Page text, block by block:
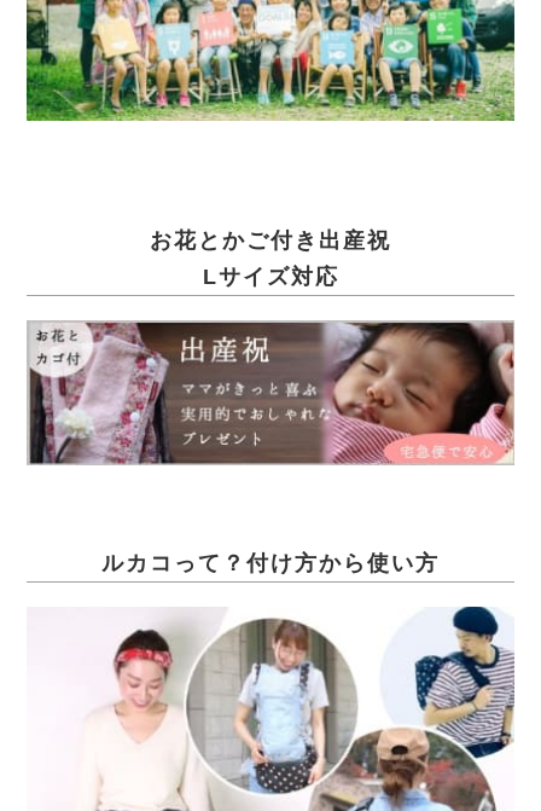
お花とかご付き出産祝
Lサイズ対応
ルカコって？付け方から使い方